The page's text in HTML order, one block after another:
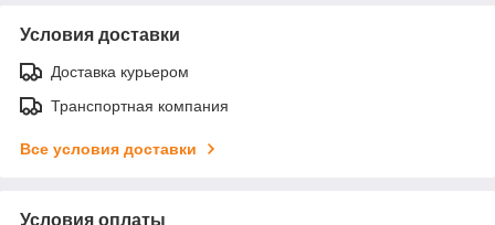
Условия доставки
Доставка курьером
Транспортная компания
Все условия доставки
Условия оплаты